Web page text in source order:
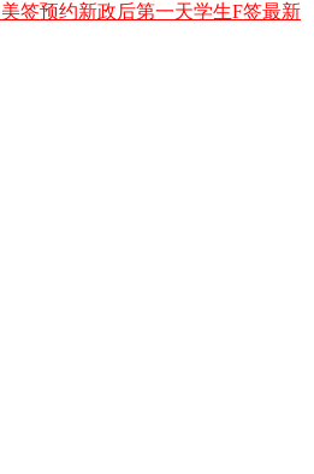
美签预约新政后第一天学生F签最新